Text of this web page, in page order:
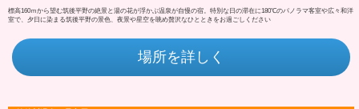
標高160ｍから望む筑後平野の絶景と湯の花が浮かぶ温泉が自慢の宿。特別な日の滞在に180℃のパノラマ客室や広々和洋
室で、夕日に染まる筑後平野の景色、夜景や星空を眺め贅沢なひとときをお過ごしください
場所を詳しく